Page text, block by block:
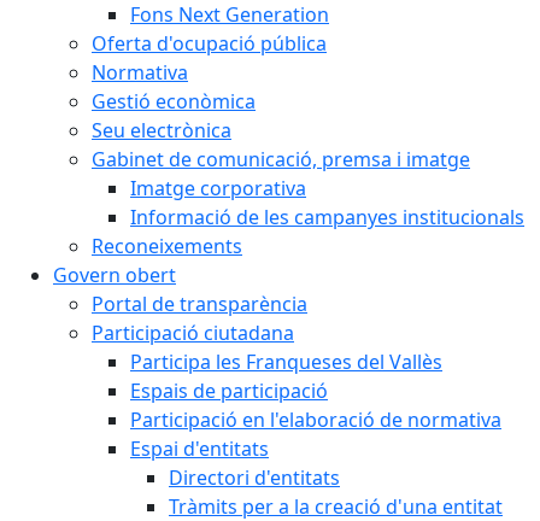
Fons Next Generation
Oferta d'ocupació pública
Normativa
Gestió econòmica
Seu electrònica
Gabinet de comunicació, premsa i imatge
Imatge corporativa
Informació de les campanyes institucionals
Reconeixements
Govern obert
Portal de transparència
Participació ciutadana
Participa les Franqueses del Vallès
Espais de participació
Participació en l'elaboració de normativa
Espai d'entitats
Directori d'entitats
Tràmits per a la creació d'una entitat